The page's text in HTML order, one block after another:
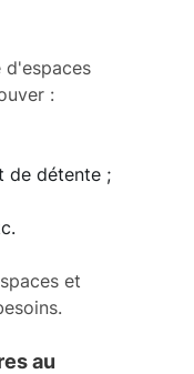
d'espaces
:
de détente ;
et
au